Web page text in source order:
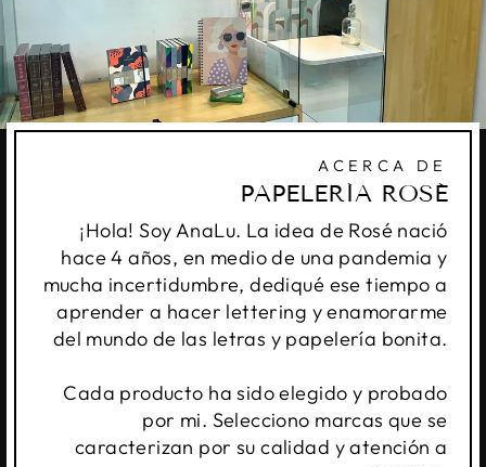
ACERCA DE
PAPELERÍA ROSÉ
¡Hola! Soy AnaLu. La idea de Rosé nació
hace 4 años, en medio de una pandemia y
mucha incertidumbre, dediqué ese tiempo a
aprender a hacer lettering y enamorarme
del mundo de las letras y papelería bonita.
Cada producto ha sido elegido y probado
por mi. Selecciono marcas que se
caracterizan por su calidad y atención a